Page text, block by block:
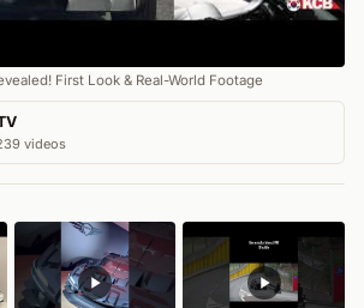
First Look & Real-World Footage
videos